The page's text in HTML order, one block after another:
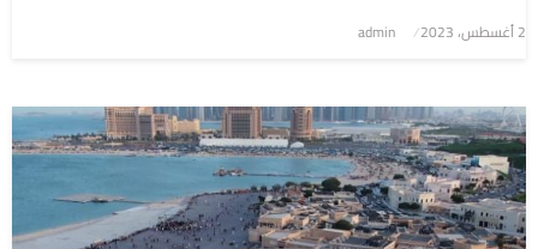
نُشر
2 أغسطس، 2023 admin